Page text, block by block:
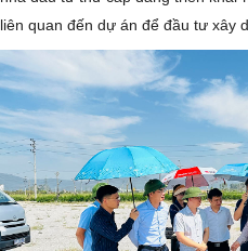
liên quan đến dự án để đầu tư xây